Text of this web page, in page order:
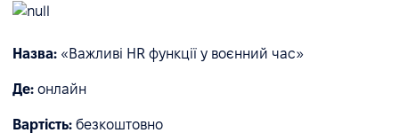
Назва: «Важливі HR функції у воєнний час»
Де: онлайн
Вартість: безкоштовно